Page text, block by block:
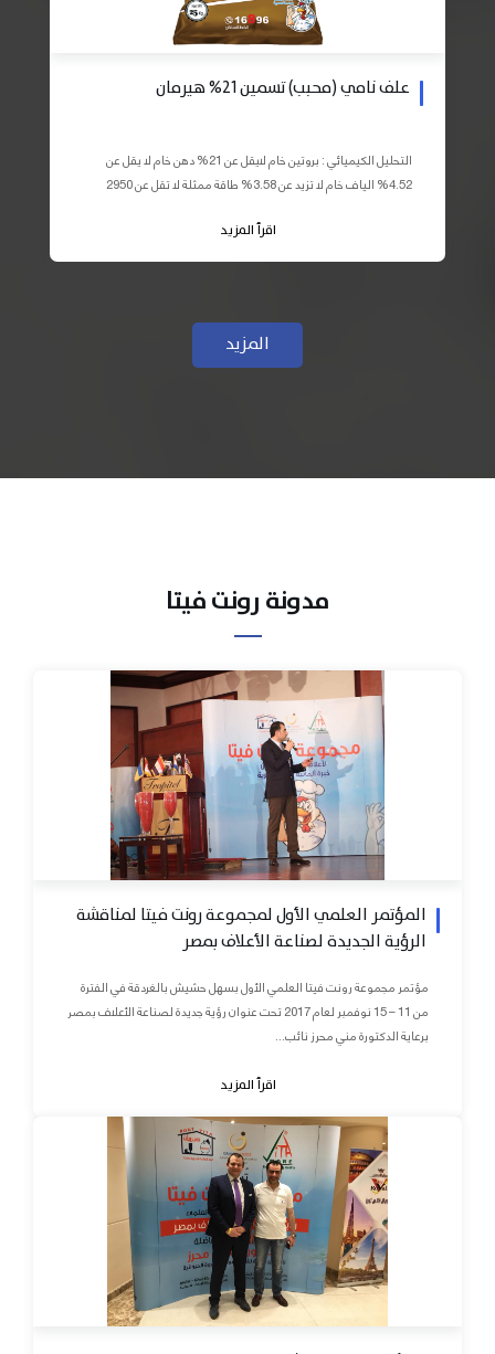
علف نامي (محبب) تسمين 21% هيرمان
التحليل الكيميائي : بروتين خام لايقل عن 21% دهن خام لا يقل عن
4.52% الياف خام لا تزيد عن 3.58% طاقة ممثلة لا تقل عن 2950
اقرأ المزيد
المزيد
مدونة رونت فيتا
المؤتمر العلمي الأول لمجموعة رونت فيتا لمناقشة
الرؤية الجديدة لصناعة الأعلاف بمصر
مؤتمر مجموعة رونت فيتا العلمي الأول بسهل حشيش بالغردقة في الفترة
من 11 – 15 نوفمبر لعام 2017 تحت عنوان رؤية جديدة لصناعة الأعلاف بمصر
برعاية الدكتورة مني محرز نائب...
اقرأ المزيد